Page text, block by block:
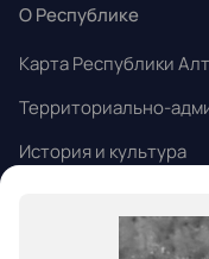
О Республике
Карта Республики
Территориально-
История и культура
Алтайский язык